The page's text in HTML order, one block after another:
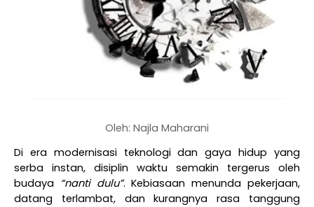
Oleh: Najla Maharani
Di era modernisasi teknologi dan gaya hidup yang
serba instan, disiplin waktu semakin tergerus oleh
budaya “nanti dulu”. Kebiasaan menunda pekerjaan,
datang terlambat, dan kurangnya rasa tanggung